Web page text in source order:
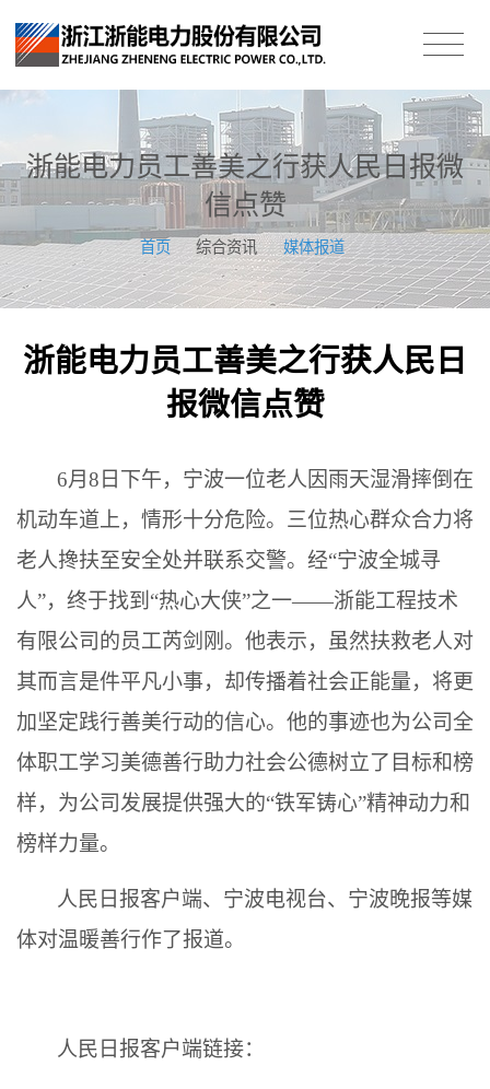
浙能电力员工善美之行获人民日报微
信点赞
首页 综合资讯 / 媒体报道
浙能电力员工善美之行获人民日
报微信点赞
6月8日下午，宁波一位老人因雨天湿滑摔倒在
机动车道上，情形十分危险。三位热心群众合力将
老人搀扶至安全处并联系交警。经“宁波全城寻
人”，终于找到“热心大侠”之一——浙能工程技术
有限公司的员工芮剑刚。他表示，虽然扶救老人对
其而言是件平凡小事，却传播着社会正能量，将更
加坚定践行善美行动的信心。他的事迹也为公司全
体职工学习美德善行助力社会公德树立了目标和榜
样，为公司发展提供强大的“铁军铸心”精神动力和
榜样力量。
人民日报客户端、宁波电视台、宁波晚报等媒
体对温暖善行作了报道。
人民日报客户端链接：